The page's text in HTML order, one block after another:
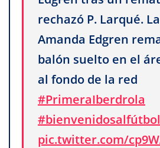
rechazó P. Larqué.
Amanda Edgren
balón suelto en el
al fondo de la red
#PrimeraIberdrola
pic.twitter.com/